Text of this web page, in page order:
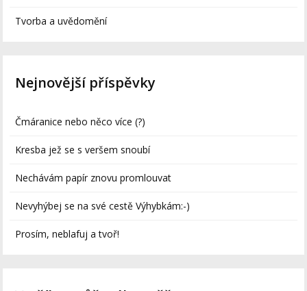
Tvorba a uvědomění
Nejnovější příspěvky
Čmáranice nebo něco více (?)
Kresba jež se s veršem snoubí
Nechávám papír znovu promlouvat
Nevyhýbej se na své cestě Výhybkám:-)
Prosím, neblafuj a tvoř!